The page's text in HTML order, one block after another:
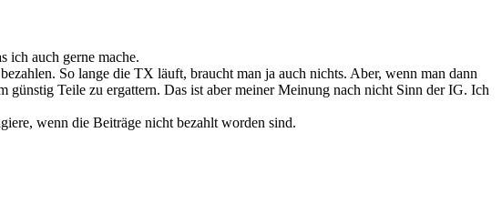
ich auch gerne mache.
So lange die TX läuft, braucht man ja auch nichts. Aber, wenn man dann
Teile zu ergattern. Das ist aber meiner Meinung nach nicht Sinn der IG. Ich
wenn die Beiträge nicht bezahlt worden sind.